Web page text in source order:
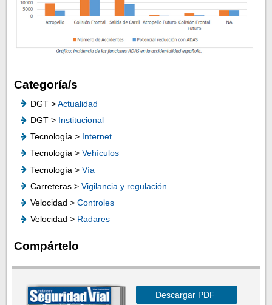
Categoría/s
DGT >Actualidad
DGT > Institucional
Tecnología > Internet
Tecnología > Vehículos
Tecnología > Vía
Carreteras > Vigilancia y regulación
Velocidad > Controles
Velocidad > Radares
Compártelo
Descargar PDF